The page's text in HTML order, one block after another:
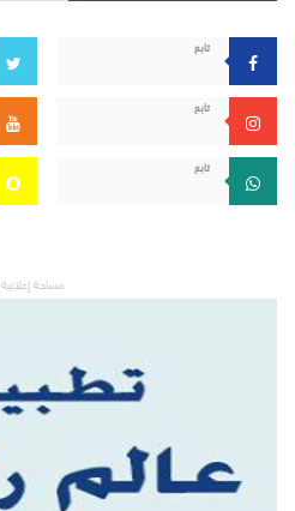
تابع
تابع
تابع
مساحة إعلانية